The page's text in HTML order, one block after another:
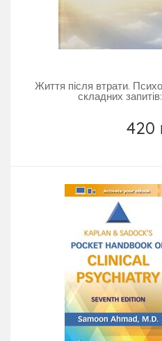
Життя після втрати.
складних
420